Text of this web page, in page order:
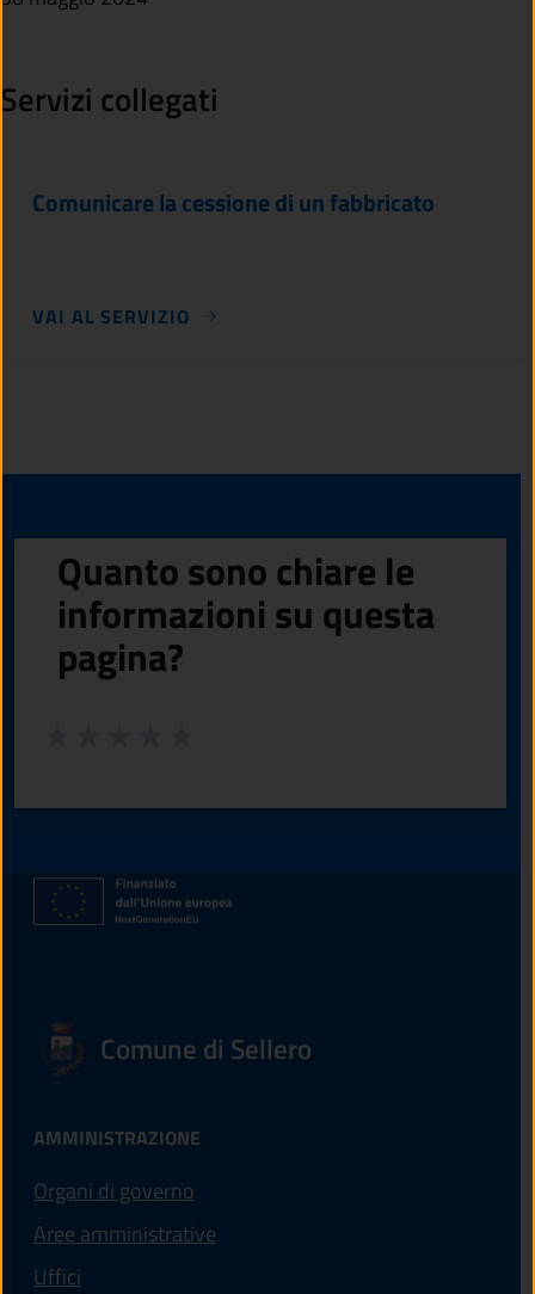
Servizi collegati
Comunicare la cessione di un fabbricato
VAI AL SERVIZIO
Quanto sono chiare le
informazioni su questa
pagina?
Comune di Sellero
AMMINISTRAZIONE
Organi di governo
Aree amministrative
Uffici